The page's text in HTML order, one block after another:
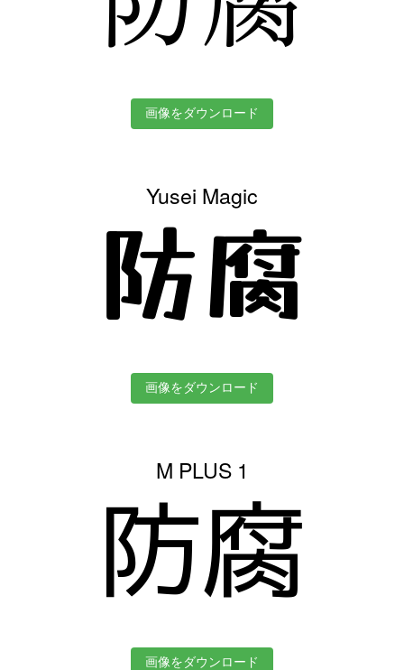
画像をダウンロード
Yusei Magic
防腐
画像をダウンロード
M PLUS 1
防腐
画像をダウンロード